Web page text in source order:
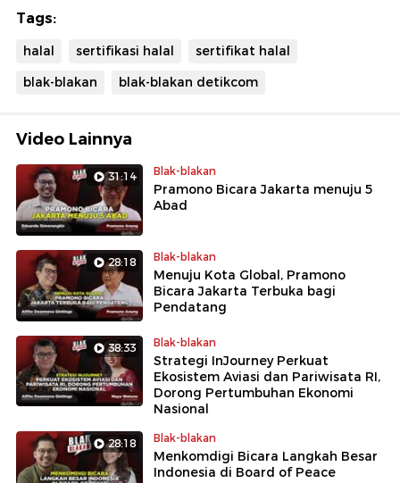
Tags:
halal sertifikasi halal
sertifikat halal
blak-blakan
blak-blakan detikcom
Video Lainnya
31:14 Blak-blakan
Pramono Bicara Jakarta menuju 5
Abad
28:18 Blak-blakan
Menuju Kota Global, Pramono
Bicara Jakarta Terbuka bagi
Pendatang
38:33 Blak-blakan
Strategi InJourney Perkuat
Ekosistem Aviasi dan Pariwisata RI,
Dorong Pertumbuhan Ekonomi
Nasional
28:18 Blak-blakan
Menkomdigi Bicara Langkah Besar
Indonesia di Board of Peace